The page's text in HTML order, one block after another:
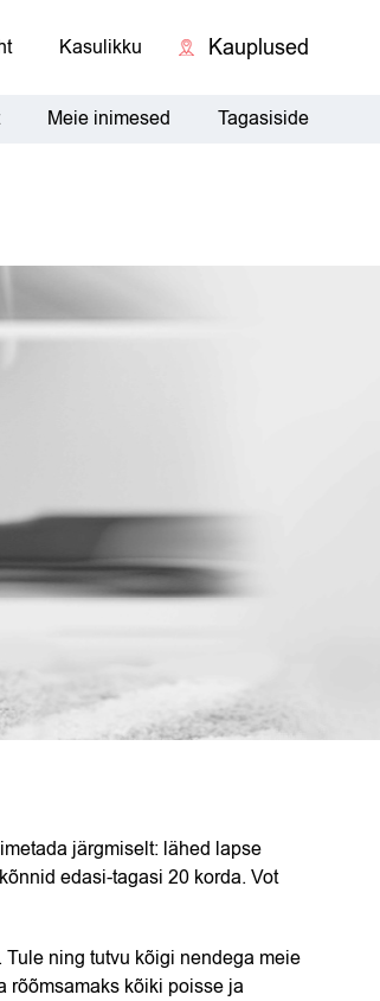
Kasulikku Kauplused
Meie inimesed Tagasiside
järgmiselt: lähed lapse
edasi-tagasi 20 korda. Vot
ning tutvu kõigi nendega meie
rõõmsamaks kõiki poisse ja